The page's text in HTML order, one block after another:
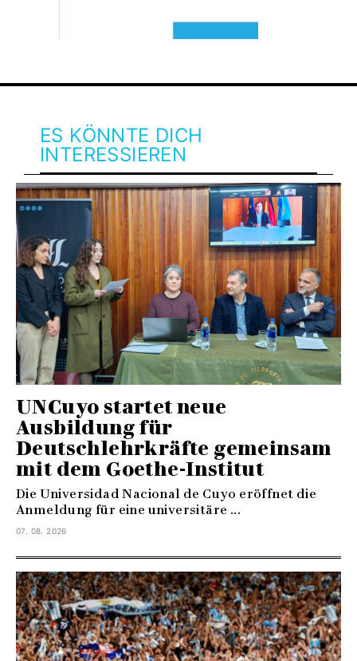
ES KÖNNTE DICH
INTERESSIEREN
UNCuyo startet neue
Ausbildung für
Deutschlehrkräfte gemeinsam
mit dem Goethe-Institut
Die Universidad Nacional de Cuyo eröffnet die
Anmeldung für eine universitäre ...
07. 08. 2026